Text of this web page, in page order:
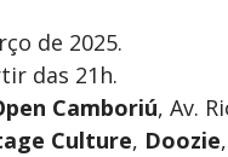
de 2025.
das 21h.
Camboriú, Av.
Culture, Doozie,